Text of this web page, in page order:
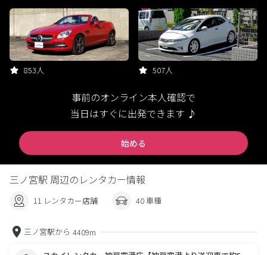
853人 507人
事前のオンライン本人確認で
当日はすぐに出発できます ♪
始める
三ノ宮駅 周辺のレンタカー情報
11 レンタカー店舗 40 車種
三ノ宮駅から 4409m